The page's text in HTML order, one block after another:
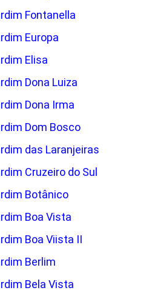
Fontanella
Europa
Elisa
Dona Luiza
Dona Irma
Dom Bosco
das Laranjeiras
Cruzeiro do Sul
Botânico
Boa Vista
Boa Viista II
Berlim
Bela Vista